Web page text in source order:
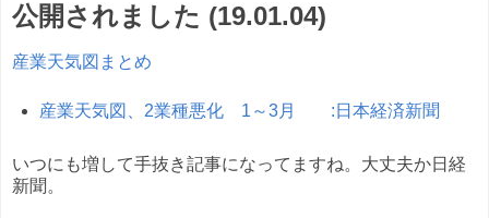
公開されました (19.01.04)
産業天気図まとめ
産業天気図、2業種悪化 1～3月 :日本経済新聞
いつにも増して手抜き記事になってますね。大丈夫か日経
新聞。